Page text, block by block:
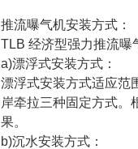
推流曝气机安装方式：
TLB 经济型强力推流曝
a)漂浮式安装方式：
漂浮式安装方式适应范
岸牵拉三种固定方式。
果。
b)沉水安装方式：